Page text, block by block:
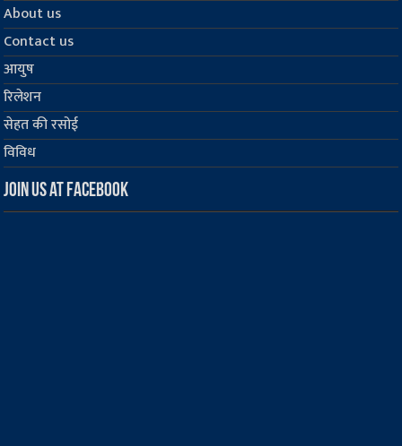
About us
Contact us
आयुष
रिलेशन
सेहत की रसोई
विविध
Join us at Facebook